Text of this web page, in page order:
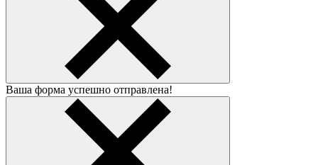
Ваша форма успешно отправлена!